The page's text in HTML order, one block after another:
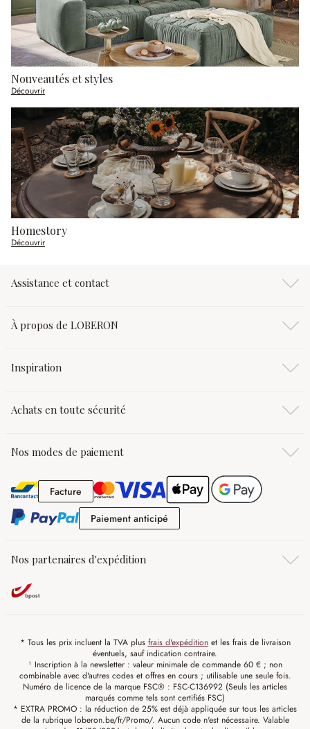
Nouveautés et styles
Découvrir
Homestory
Découvrir
Assistance et contact
À propos de LOBERON
Inspiration
Achats en toute sécurité
Nos modes de paiement
FactureFacture
Paiement anticipé
Nos partenaires d'expédition
* Tous les prix incluent la TVA plus frais d'expéditionet les frais de livraison
éventuels, sauf indication contraire.
¹ Inscription à la newsletter : valeur minimale de commande 60 € ; non
combinable avec d'autres codes et offres en cours ; utilisable une seule fois.
Numéro de licence de la marque FSC® : FSC-C136992 (Seuls les articles
marqués comme tels sont certifiés FSC)
* EXTRA PROMO : la réduction de 25% est déjà appliquée sur tous les articles
de la rubrique loberon.be/fr/Promo/. Aucun code n'est nécessaire. Valable